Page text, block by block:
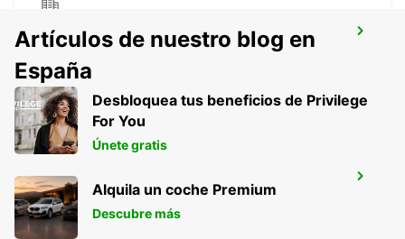
DRESDE KLOTZSCHE PUNTO DE
SERVICIO
DRESDEN - GERMANY
AEROPUERTO DE DRESDE
DRESDEN - GERMANY
Artículos de nuestro blog en
España
Desbloquea tus beneficios de Privilege
For You
Únete gratis
Alquila un coche Premium
Descubre más